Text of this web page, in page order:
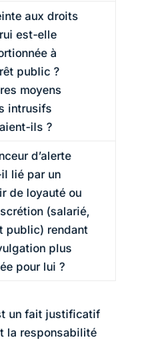
aux droits
est-elle
à
public ?
moyens
intrusifs
ils ?
d’alerte
lié par un
de loyauté ou
(salarié,
public) rendant
plus
pour lui ?
un fait justificatif
la responsabilité